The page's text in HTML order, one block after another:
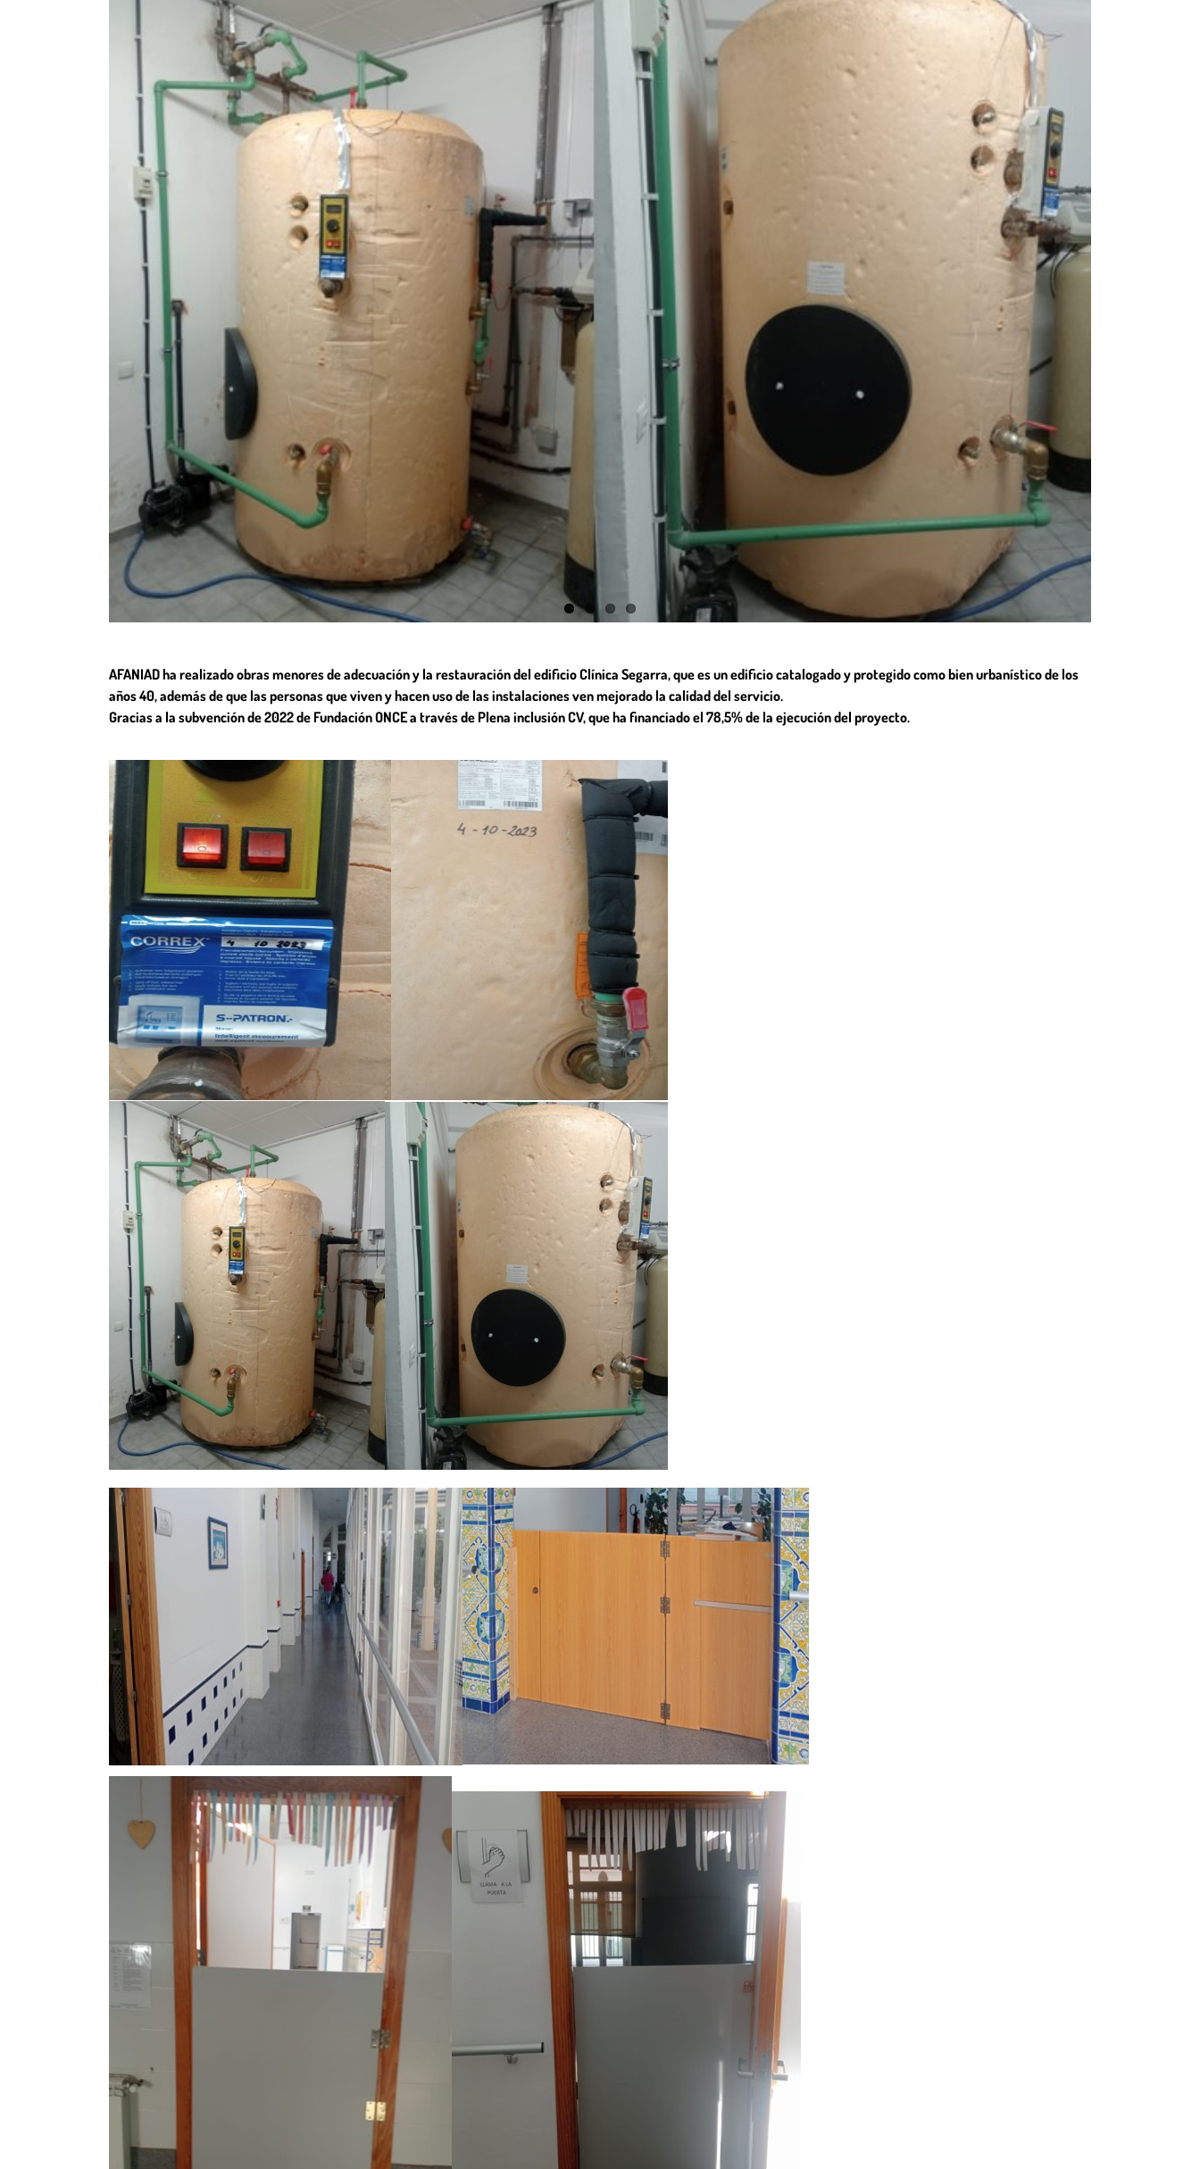
AFANIAD ha realizado obras menores de adecuación y la restauración del edificio Clínica Segarra, que es un edificio catalogado y protegido como bien urbanístico de los
años 40, además de que las personas que viven y hacen uso de las instalaciones ven mejorado la calidad del servicio.
Gracias a la subvención de 2022 de Fundación ONCE a través de Plena inclusión CV, que ha financiado el 78,5% de la ejecución del proyecto.